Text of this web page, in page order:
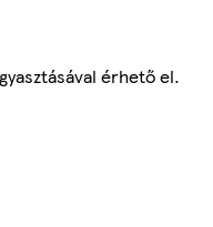
érhető el.